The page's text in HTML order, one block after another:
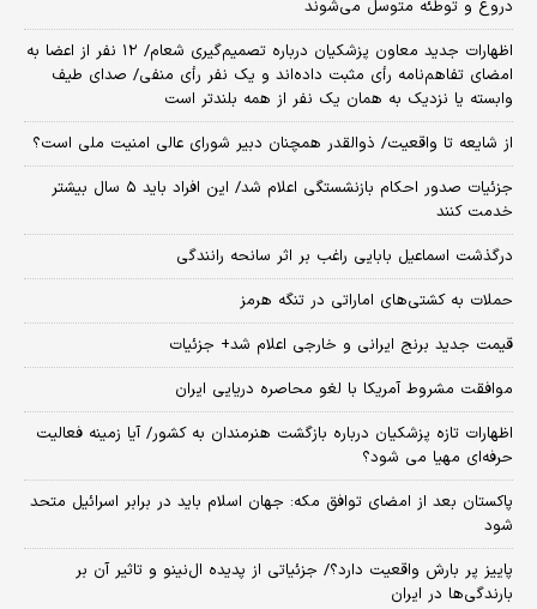
دروغ و توطئه متوسل می‌شوند
اظهارات جدید معاون پزشکیان درباره تصمیم‌گیری شعام/ ۱۲ نفر از اعضا به
امضای تفاهم‌نامه رأی مثبت داده‌اند و یک نفر رأی منفی/ صدای طیف
وابسته یا نزدیک به همان یک نفر از همه بلندتر است
از شایعه تا واقعیت/ ذوالقدر همچنان دبیر شورای ‌عالی امنیت ملی است؟
جزئیات صدور احکام بازنشستگی اعلام شد/ این افراد باید ۵ سال بیشتر
خدمت کنند
درگذشت اسماعیل بابایی راغب بر اثر سانحه رانندگی
حملات به کشتی‌های اماراتی در تنگه هرمز
قیمت جدید برنج ایرانی و خارجی اعلام شد+ جزئیات
موافقت مشروط آمریکا با لغو محاصره دریایی ایران
اظهارات تازه پزشکیان درباره بازگشت هنرمندان به کشور/ آیا زمینه فعالیت
حرفه‌ای مهیا می شود؟
پاکستان بعد از امضای توافق مکه: جهان اسلام باید در برابر اسرائیل متحد
شود
پاییز پر بارش واقعیت دارد؟/ جزئیاتی از پدیده ال‌نینو و تاثیر آن بر
بارندگی‌ها در ایران